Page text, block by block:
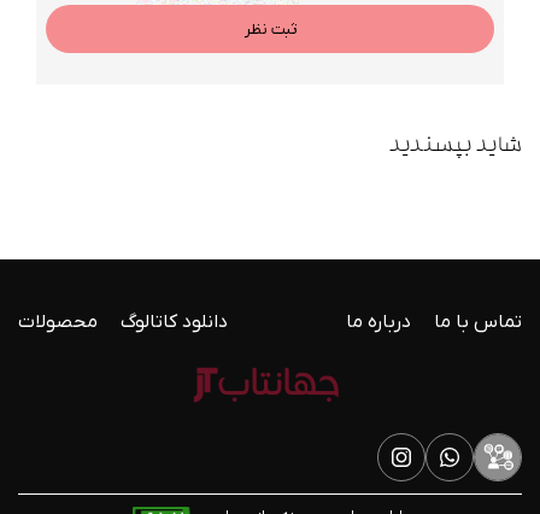
ثبت نظر
شاید بپسندید
تماس با ما درباره ما دانلود کاتالوگ محصولات